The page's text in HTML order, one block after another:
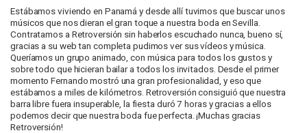
Estábamos viviendo en Panamá y desde allí tuvimos que buscar unos
músicos que nos dieran el gran toque a nuestra boda en Sevilla.
Contratamos a Retroversión sin haberlos escuchado nunca, bueno sí,
gracias a su web tan completa pudimos ver sus vídeos y música.
Queríamos un grupo animado, con música para todos los gustos y
sobre todo que hicieran bailar a todos los invitados. Desde el primer
momento Fernando mostró una gran profesionalidad, y eso que
estábamos a miles de kilómetros. Retroversión consiguió que nuestra
barra libre fuera insuperable, la fiesta duró 7 horas y gracias a ellos
podemos decir que nuestra boda fue perfecta. ¡Muchas gracias
Retroversión!